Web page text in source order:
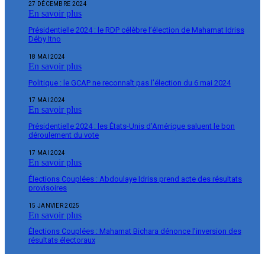
27 DÉCEMBRE 2024
En savoir plus
Présidentielle 2024 : le RDP célèbre l’élection de Mahamat Idriss
Déby Itno
18 MAI 2024
En savoir plus
Politique : le GCAP ne reconnaît pas l’élection du 6 mai 2024
17 MAI 2024
En savoir plus
Présidentielle 2024 : les États-Unis d’Amérique saluent le bon
déroulement du vote
17 MAI 2024
En savoir plus
Élections Couplées : Abdoulaye Idriss prend acte des résultats
provisoires
15 JANVIER 2025
En savoir plus
Élections Couplées : Mahamat Bichara dénonce l’inversion des
résultats électoraux